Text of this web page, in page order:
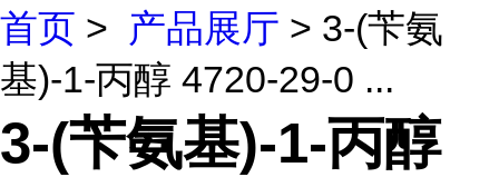
首页 > 产品展厅 > 3-(苄氨
基)-1-丙醇 4720-29-0 ...
3-(苄氨基)-1-丙醇